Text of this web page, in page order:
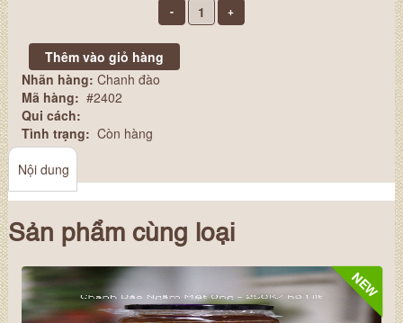
Nhãn hàng: Chanh đào
Mã hàng: #2402
Qui cách:
Tình trạng: Còn hàng
Nội dung
Sản phẩm cùng loại
NEW